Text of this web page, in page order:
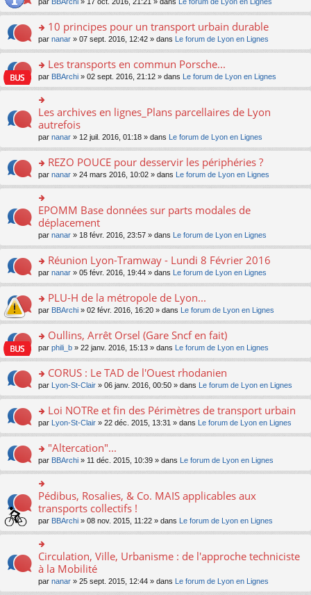
c
e
nt
u
ré
c
e
nt
n
le
pl
u
ré
c
e
nt
g
e
n
n
le
pl
u
s
ré
c
e
nt
a
g
e
n
n
le
pl
u
s
e
nt
er
le
m
e
a
g
e
n
o
lu
le
pl
u
s
c
nt
n
ult
er
le
m
e
s
g
e
n
o
lu
le
pl
u
s
ré
e
o
n
ult
er
le
m
s
a
e
n
o
n
lu
le
pl
u
s
ré
e
10 principes pour un transport urbain durable
par nanar » 07 sept. 2016, 12:42 » dans Le forum de Lyon en Lignes
o
n
s
ult
er
le
m
e
s
a
e
n
o
n
pl
u
s
ré
e
Les transports en commun Porsche...
par BBArchi » 02 sept. 2016, 21:12 » dans Le forum de Lyon en Lignes
n
ult
er
le
m
e
s
s
a
g
e
n
o
lu
le
pl
u
s
c
e
nt
Les archives en lignes_Plans parcellaires de Lyon
autrefois
par nanar » 12 juil. 2016, 01:18 » dans Le forum de Lyon en Lignes
o
n
s
ult
er
le
m
e
s
a
e
n
o
lu
le
pl
u
s
e
nt
REZO POUCE pour desservir les périphéries ?
par nanar » 24 mars 2016, 10:02 » dans Le forum de Lyon en Lignes
o
n
ult
er
le
m
e
s
a
g
e
n
lu
le
pl
u
ré
c
e
nt
EPOMM Base données sur parts modales de
déplacement
par nanar » 18 févr. 2016, 23:57 » dans Le forum de Lyon en Lignes
o
n
ult
er
le
m
e
a
g
e
n
n
le
pl
u
s
ré
c
e
nt
Réunion Lyon-Tramway - Lundi 8 Février 2016
par nanar » 05 févr. 2016, 19:44 » dans Le forum de Lyon en Lignes
o
n
ult
er
le
m
e
a
g
e
n
n
le
pl
u
s
c
nt
PLU-H de la métropole de Lyon...
par BBArchi » 02 févr. 2016, 16:20 » dans Le forum de Lyon en Lignes
o
n
ult
er
le
m
e
a
g
e
n
o
n
lu
le
pl
u
s
ré
e
Oullins, Arrêt Orsel (Gare Sncf en fait)
par phili_b » 22 janv. 2016, 15:13 » dans Le forum de Lyon en Lignes
o
n
ult
er
le
m
e
s
g
e
n
o
n
lu
le
pl
u
CORUS : Le TAD de l'Ouest rhodanien
par Lyon-St-Clair » 06 janv. 2016, 00:50 » dans Le forum de Lyon en Lignes
o
n
ult
er
le
m
e
s
a
e
n
o
n
Loi NOTRe et fin des Périmètres de transport urbain
par Lyon-St-Clair » 22 déc. 2015, 13:31 » dans Le forum de Lyon en Lignes
o
n
s
ult
er
le
m
e
s
s
a
g
e
"Altercation"...
par BBArchi » 11 déc. 2015, 10:39 » dans Le forum de Lyon en Lignes
o
n
ult
er
le
m
e
s
Pédibus, Rosalies, & Co. MAIS applicables aux
transports collectifs !
par BBArchi » 08 nov. 2015, 11:22 » dans Le forum de Lyon en Lignes
o
n
ult
Circulation, Ville, Urbanisme : de l'approche techniciste
à la Mobilité
par nanar » 25 sept. 2015, 12:44 » dans Le forum de Lyon en Lignes